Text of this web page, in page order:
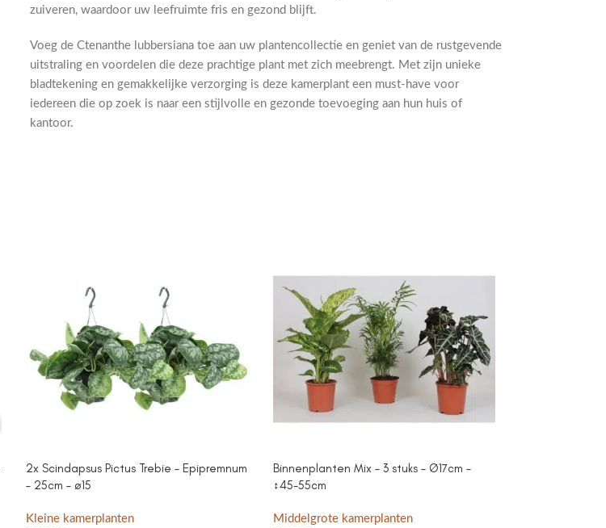
zuiveren, waardoor uw leefruimte fris en gezond blijft.
Voeg de Ctenanthe lubbersiana toe aan uw plantencollectie en geniet van de rustgevende
uitstraling en voordelen die deze prachtige plant met zich meebrengt. Met zijn unieke
bladtekening en gemakkelijke verzorging is deze kamerplant een must-have voor
iedereen die op zoek is naar een stijlvolle en gezonde toevoeging aan hun huis of
kantoor.
2x Scindapsus Pictus Trebie – Epipremnum
– 25cm – ø15
Kleine kamerplanten
Binnenplanten Mix – 3 stuks – Ø17cm –
↕45-55cm
Middelgrote kamerplanten